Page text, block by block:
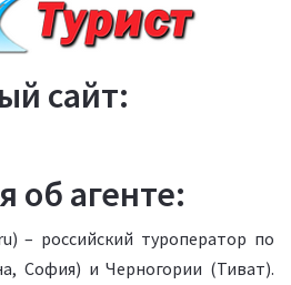
сайт:
об агенте:
– российский туроператор по
София) и Черногории (Тиват).